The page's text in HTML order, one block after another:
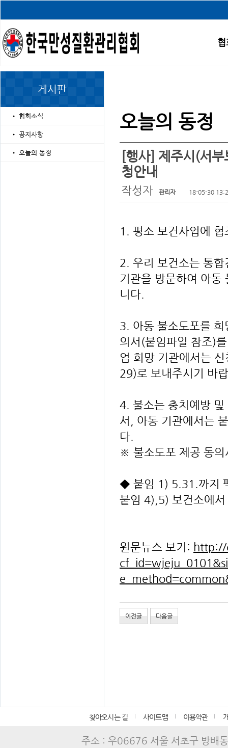
게시판
• 협회소식
• 공지사항
• 오늘의 동정
오늘의 동정
[행사] 제주시(서
청안내
작성자 관리자 18-05-30
1. 평소 보건사업에
2. 우리 보건소는 통
기관을 방문하여 아동
니다.
3. 아동 불소도포를
의서(붙임파일 참조)
업 희망 기관에서는
29)로 보내주시기 바
4. 불소는 충치예방
서, 아동 기관에서는
다.
※ 불소도포 제공 동의
◆ 붙임 1) 5.31.까지
붙임 4),5) 보건소에
원문뉴스 보기: http://
이전글 다음글
찾아오시는 길 사이트맵 이용약관
주소 : 우06676 서울 서초구 방배